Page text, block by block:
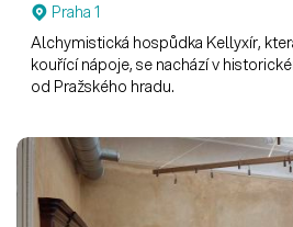
Praha 1
Alchymistická hospůdka Kellyxír,
kouřící nápoje, se nachází v
od Pražského hradu.